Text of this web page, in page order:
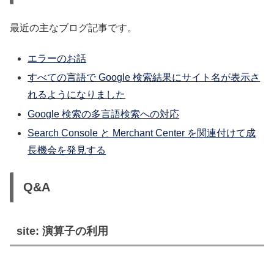
最近の主なブログ記事です。
エラーのお話
すべての言語で Google 検索結果にサイト名が表示さ
れるようになりました
Google 検索の多言語検索への対応
Search Console と Merchant Center を関連付けて成
長機会を発見する
Q&A
site: 演算子の利用